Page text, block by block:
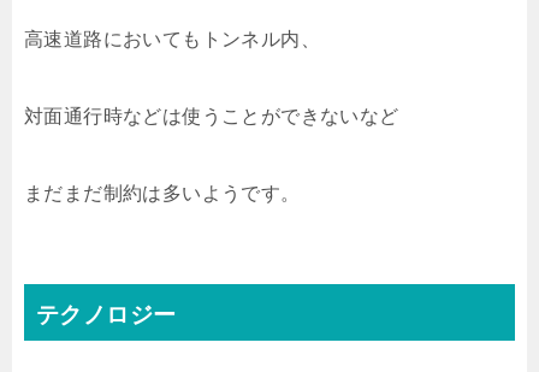
高速道路においてもトンネル内、
対面通行時などは使うことができないなど
まだまだ制約は多いようです。
テクノロジー